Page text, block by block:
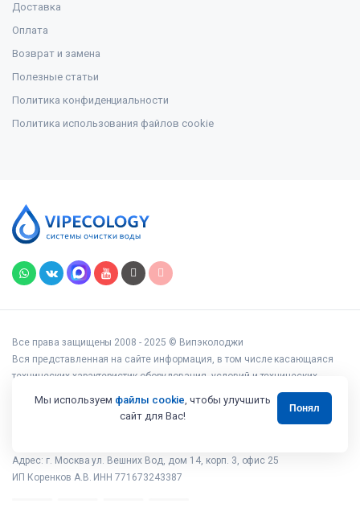
Доставка
Оплата
Возврат и замена
Полезные статьи
Политика конфиденциальности
Политика использования файлов cookie
Все права защищены 2008 - 2025 © Випэколоджи
Вся представленная на сайте информация, в том числе касающаяся
технических характеристик оборудования, условий и технических
возможностей подключения, наличия на складе, стоимости товаров и
услуг, носит информационный характер и ни при каких условиях не
является публичной офертой, определяемой положениями статьи 437
Адрес: г. Москва ул. Вешних Вод, дом 14, корп. 3, офис 25
ИП Коренков А.В. ИНН 771673243387
Мы используем файлы cookie, чтобы улучшить
сайт для Вас!
Понял